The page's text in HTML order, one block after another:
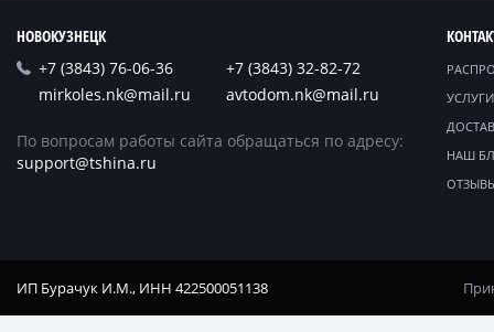
НОВОКУЗНЕЦК
+7 (3843) 76-06-36
+7 (3843) 32-82-72
mirkoles.nk@mail.ru
avtodom.nk@mail.ru
По вопросам работы сайта обращаться по адресу:
support@tshina.ru
НАШ
ИП Бурачук И.М., ИНН 422500051138